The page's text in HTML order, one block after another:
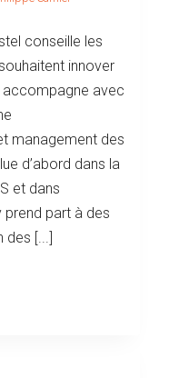
conseille les
innover
accompagne avec
management des
d’abord dans la
et dans
prend part à des
des [...]